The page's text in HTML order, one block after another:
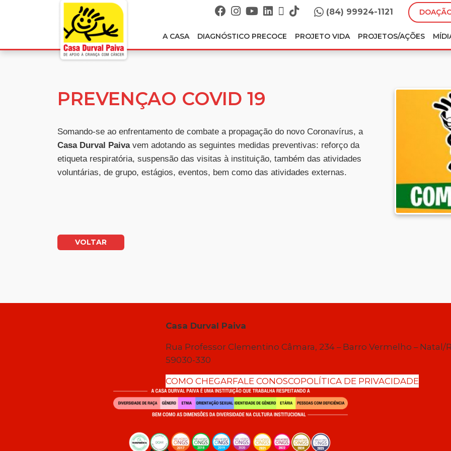
(84) 99924-1121
A CASA DIAGNÓSTICO PRECOCE PROJETO VIDA PROJETOS/AÇÕES
PREVENÇAO COVID 19
Somando-se ao enfrentamento de combate a propagação do novo Coronavírus, a
Casa Durval Paivavem adotando as seguintes medidas preventivas: reforço da
etiqueta respiratória, suspensão das visitas à instituição, também das atividades
voluntárias, de grupo, estágios, eventos, bem como das atividades externas.
VOLTAR
Casa Durval Paiva
Rua Professor Clementino Câmara, 234 – Barro Vermelho – Natal/
59030-330
COMO CHEGARFALE CONOSCOPOLÍTICA DE PRIVACIDADE